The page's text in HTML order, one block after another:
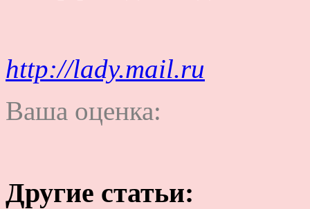
http://lady.mail.ru
Ваша оценка:
Другие статьи: